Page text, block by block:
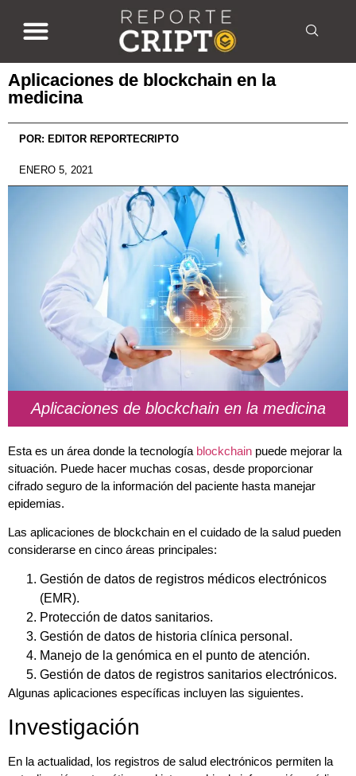
Aplicaciones de blockchain en la
medicina
POR: EDITOR REPORTECRIPTO
ENERO 5, 2021
Aplicaciones de blockchain en la medicina
Esta es un área donde la tecnología blockchain puede mejorar la
situación. Puede hacer muchas cosas, desde proporcionar
cifrado seguro de la información del paciente hasta manejar
epidemias.
Las aplicaciones de blockchain en el cuidado de la salud pueden
considerarse en cinco áreas principales:
Gestión de datos de registros médicos electrónicos
(EMR).
Protección de datos sanitarios.
Gestión de datos de historia clínica personal.
Manejo de la genómica en el punto de atención.
Gestión de datos de registros sanitarios electrónicos.
Algunas aplicaciones específicas incluyen las siguientes.
Investigación
En la actualidad, los registros de salud electrónicos permiten la